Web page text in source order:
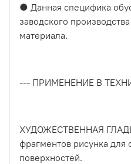
● Данная специфика
заводского
материала.
--- ПРИМЕНЕНИЕ В
ХУДОЖЕСТВЕННАЯ
фрагментов рисунка
поверхностей.